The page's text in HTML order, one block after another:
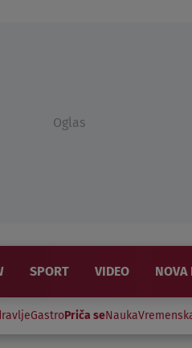
Oglas
SPORT VIDEO NOVA
GastroPriča seNauka